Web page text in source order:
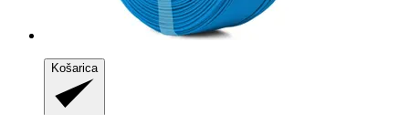
Košarica